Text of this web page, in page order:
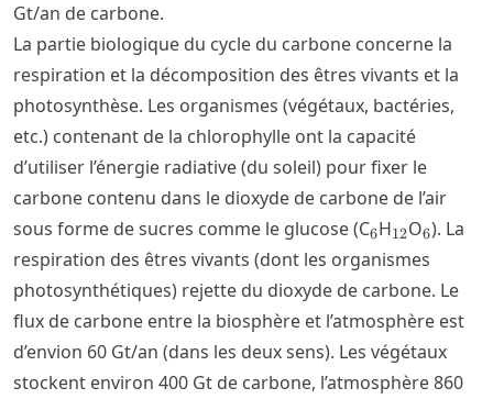
Gt/an de carbone.
La partie biologique du cycle du carbone concerne la
respiration et la décomposition des êtres vivants et la
photosynthèse. Les organismes (végétaux, bactéries,
etc.) contenant de la chlorophylle ont la capacité
d’utiliser l’énergie radiative (du soleil) pour fixer le
carbone contenu dans le dioxyde de carbone de l’air
sous forme de sucres comme le glucose (C_6
6H_{12}
12O_6
6). La
respiration des êtres vivants (dont les organismes
photosynthétiques) rejette du dioxyde de carbone. Le
flux de carbone entre la biosphère et l’atmosphère est
d’envion 60 Gt/an (dans les deux sens). Les végétaux
stockent environ 400 Gt de carbone, l’atmosphère 860